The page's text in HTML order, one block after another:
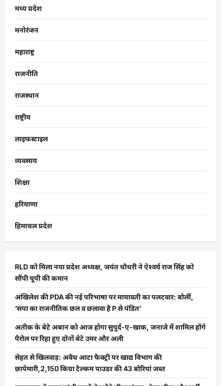
मध्य प्रदेश
मनोरंजन
महाराष्ट्र
राजनीति
राजस्थान
राष्ट्रीय
लाइफस्टाइल
व्यवसाय
शिक्षा
हरियाणा
हिमाचल प्रदेश
RLD को मिला नया प्रदेश अध्यक्ष, जयंत चौधरी ने ऐश्वर्य राज सिंह को
सौंपी यूपी की कमान
अखिलेश की PDA की नई परिभाषा पर मायावती का पलटवार: बोलीं,
‘सपा का राजनीतिक छल व छलावा है P से पंडित’
अतीक के बेटे अबान को आज होगा सुपुर्द-ए-खाक, जनाजे में शामिल होंगे
पैरोल पर रिहा हुए दोनों बेटे उमर और अली
सेहत से खिलवाड़: अवैध आटा फैक्ट्री पर खाद्य विभाग की
छापेमारी,2,150 किग्रा टैल्कम पाउडर की 43 बोरियां जब्त